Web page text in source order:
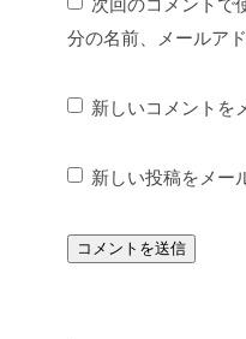
分の名前、メールア
新しいコメントを
新しい投稿をメー